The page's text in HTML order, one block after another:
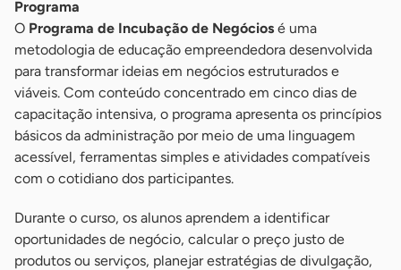
Programa
O Programa de Incubação de Negócios é uma
metodologia de educação empreendedora desenvolvida
para transformar ideias em negócios estruturados e
viáveis. Com conteúdo concentrado em cinco dias de
capacitação intensiva, o programa apresenta os princípios
básicos da administração por meio de uma linguagem
acessível, ferramentas simples e atividades compatíveis
com o cotidiano dos participantes.
Durante o curso, os alunos aprendem a identificar
oportunidades de negócio, calcular o preço justo de
produtos ou serviços, planejar estratégias de divulgação,